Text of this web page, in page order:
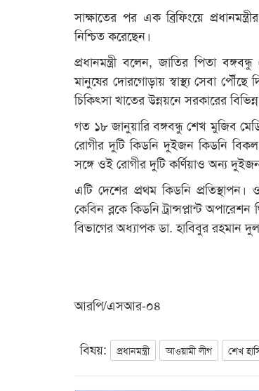
সাক্ষাতের পর এক ব্রিফিংয়ে
নিশ্চিত করেছেন।
প্রধানমন্ত্রী বলেন, জাতির পিতা
মানুষের দোরগোড়ায় স্বাস্থ্য সেবা
চিকিৎসা খাতের উন্নয়নে সরকারের
গত ১৮ জানুয়ারি বঙ্গবন্ধু শেখ মুজিব
রোগীর দুটি কিডনি দুইজন কিডনি
সঙ্গে ওই রোগীর দুটি কর্ণিয়াও অন্য
এটি দেশের প্রথম কিডনি প্রতিস্থাপন।
কেবিন ব্লকে কিডনি ট্রান্সপ্লান্ট
বিভাগের অধ্যাপক ডা. হাবিবুর রহমান
আরপি/এসআর-০৪
বিষয়: প্রধানমন্ত্রী আওয়ামী লীগ শেখ